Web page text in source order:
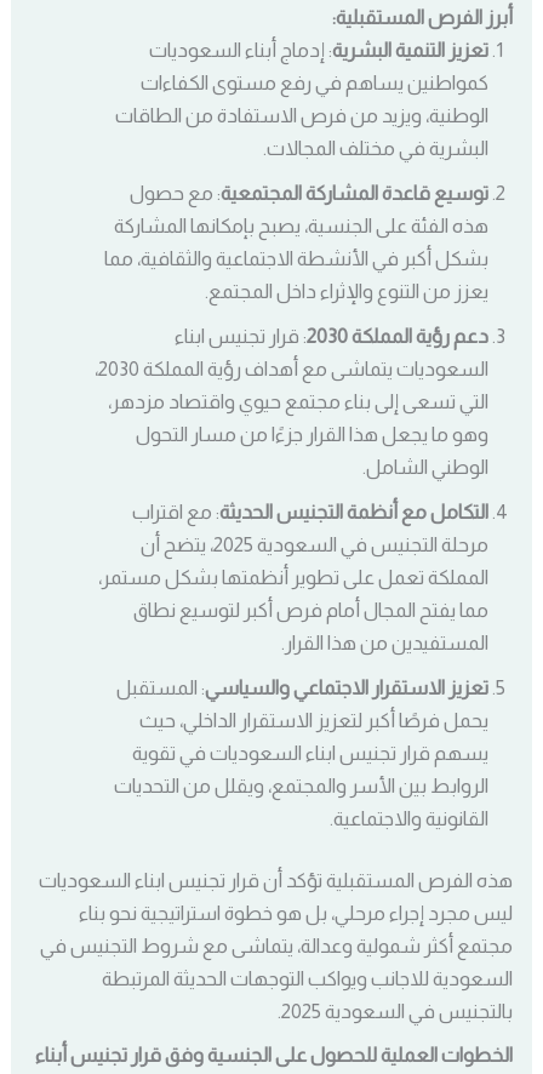
أبرز الفرص المستقبلية:
تعزيز التنمية البشرية: إدماج أبناء السعوديات
كمواطنين يساهم في رفع مستوى الكفاءات
الوطنية، ويزيد من فرص الاستفادة من الطاقات
البشرية في مختلف المجالات.
توسيع قاعدة المشاركة المجتمعية: مع حصول
هذه الفئة على الجنسية، يصبح بإمكانها المشاركة
بشكل أكبر في الأنشطة الاجتماعية والثقافية، مما
يعزز من التنوع والإثراء داخل المجتمع.
دعم رؤية المملكة 2030
: قرار تجنيس ابناء
السعوديات يتماشى مع أهداف رؤية المملكة 2030،
التي تسعى إلى بناء مجتمع حيوي واقتصاد مزدهر،
وهو ما يجعل هذا القرار جزءًا من مسار التحول
الوطني الشامل.
التكامل مع أنظمة التجنيس الحديثة: مع اقتراب
مرحلة التجنيس في السعودية 2025، يتضح أن
المملكة تعمل على تطوير أنظمتها بشكل مستمر،
مما يفتح المجال أمام فرص أكبر لتوسيع نطاق
المستفيدين من هذا القرار.
تعزيز الاستقرار الاجتماعي والسياسي: المستقبل
يحمل فرصًا أكبر لتعزيز الاستقرار الداخلي، حيث
يسهم قرار تجنيس ابناء السعوديات في تقوية
الروابط بين الأسر والمجتمع، ويقلل من التحديات
القانونية والاجتماعية.
هذه الفرص المستقبلية تؤكد أن قرار تجنيس ابناء السعوديات
ليس مجرد إجراء مرحلي، بل هو خطوة استراتيجية نحو بناء
مجتمع أكثر شمولية وعدالة، يتماشى مع شروط التجنيس في
السعودية للاجانب ويواكب التوجهات الحديثة المرتبطة
بالتجنيس في السعودية 2025.
الخطوات العملية للحصول على الجنسية وفق قرار تجنيس أبناء